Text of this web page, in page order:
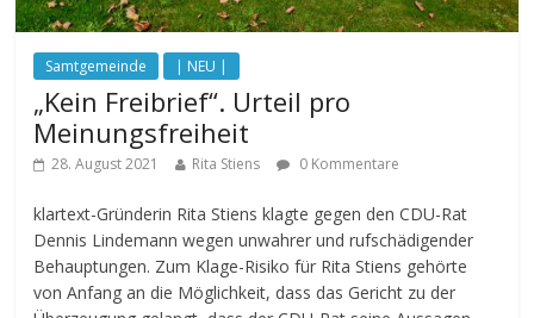
Samtgemeinde | NEU |
„Kein Freibrief“. Urteil pro
Meinungsfreiheit
28. August 2021 Rita Stiens 0 Kommentare
klartext-Gründerin Rita Stiens klagte gegen den CDU-Rat
Dennis Lindemann wegen unwahrer und rufschädigender
Behauptungen. Zum Klage-Risiko für Rita Stiens gehörte
von Anfang an die Möglichkeit, dass das Gericht zu der